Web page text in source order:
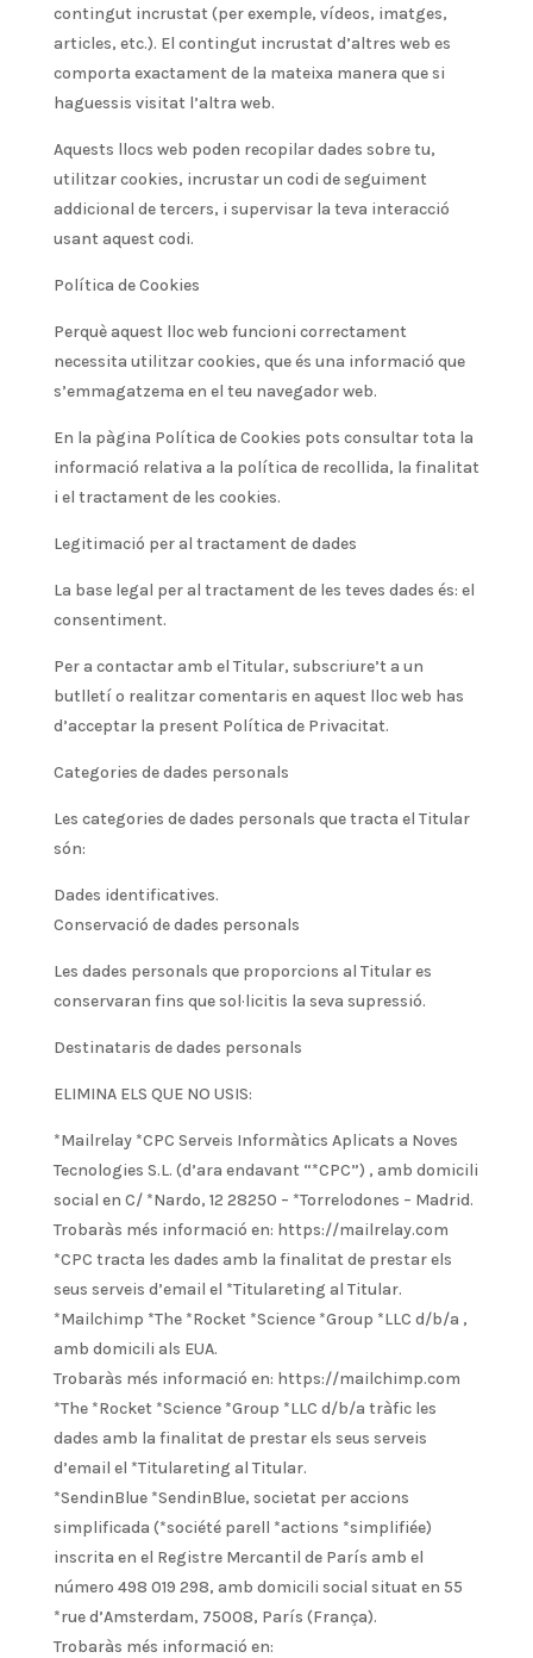
contingut incrustat (per exemple, vídeos, imatges,
articles, etc.). El contingut incrustat d’altres web es
comporta exactament de la mateixa manera que si
haguessis visitat l’altra web.
Aquests llocs web poden recopilar dades sobre tu,
utilitzar cookies, incrustar un codi de seguiment
addicional de tercers, i supervisar la teva interacció
usant aquest codi.
Política de Cookies
Perquè aquest lloc web funcioni correctament
necessita utilitzar cookies, que és una informació que
s’emmagatzema en el teu navegador web.
En la pàgina Política de Cookies pots consultar tota la
informació relativa a la política de recollida, la finalitat
i el tractament de les cookies.
Legitimació per al tractament de dades
La base legal per al tractament de les teves dades és: el
consentiment.
Per a contactar amb el Titular, subscriure’t a un
butlletí o realitzar comentaris en aquest lloc web has
d’acceptar la present Política de Privacitat.
Categories de dades personals
Les categories de dades personals que tracta el Titular
són:
Dades identificatives.
Conservació de dades personals
Les dades personals que proporcions al Titular es
conservaran fins que sol·licitis la seva supressió.
Destinataris de dades personals
ELIMINA ELS QUE NO USIS:
*Mailrelay *CPC Serveis Informàtics Aplicats a Noves
Tecnologies S.L. (d’ara endavant “*CPC”) , amb domicili
social en C/ *Nardo, 12 28250 – *Torrelodones – Madrid.
Trobaràs més informació en: https://mailrelay.com
*CPC tracta les dades amb la finalitat de prestar els
seus serveis d’email el *Titulareting al Titular.
*Mailchimp *The *Rocket *Science *Group *LLC d/b/a ,
amb domicili als EUA.
Trobaràs més informació en: https://mailchimp.com
*The *Rocket *Science *Group *LLC d/b/a tràfic les
dades amb la finalitat de prestar els seus serveis
d’email el *Titulareting al Titular.
*SendinBlue *SendinBlue, societat per accions
simplificada (*société parell *actions *simplifiée)
inscrita en el Registre Mercantil de París amb el
número 498 019 298, amb domicili social situat en 55
*rue d’Amsterdam, 75008, París (França).
Trobaràs més informació en: